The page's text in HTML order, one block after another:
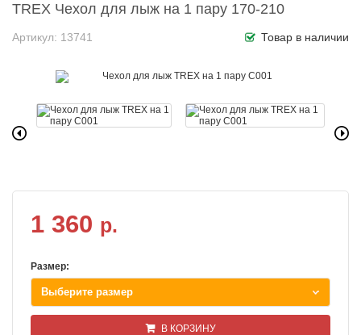
TREX Чехол для лыж на 1 пару 170-210
Артикул: 13741 Товар в наличии
1 360 р.
Размер:
Выберите размер
В КОРЗИНУ